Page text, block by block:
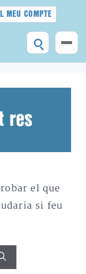
MEU COMPTE
res
el que
si feu